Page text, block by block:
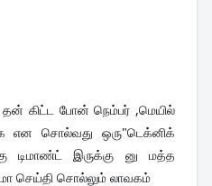
கிட்ட போன் நெம்பர் ,மெயில்
என சொல்வது ஒரு"டெக்னிக்
டிமாண்ட் இருக்கு னு மத்த
செய்தி சொல்லும் லாவகம்